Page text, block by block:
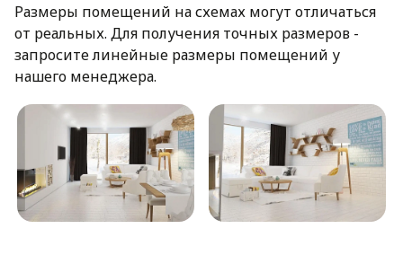
Размеры помещений на схемах могут отличаться
от реальных. Для получения точных размеров -
запросите линейные размеры помещений у
нашего менеджера.